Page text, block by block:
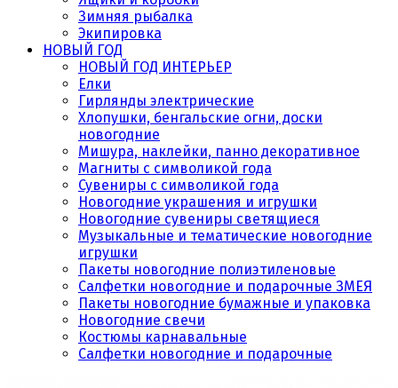
Зимняя рыбалка
Экипировка
НОВЫЙ ГОД
НОВЫЙ ГОД ИНТЕРЬЕР
Елки
Гирлянды электрические
Хлопушки, бенгальские огни, доски
новогодние
Мишура, наклейки, панно декоративное
Магниты с символикой года
Сувениры с символикой года
Новогодние украшения и игрушки
Новогодние сувениры светящиеся
Музыкальные и тематические новогодние
игрушки
Пакеты новогодние полиэтиленовые
Салфетки новогодние и подарочные ЗМЕЯ
Пакеты новогодние бумажные и упаковка
Новогодние свечи
Костюмы карнавальные
Салфетки новогодние и подарочные